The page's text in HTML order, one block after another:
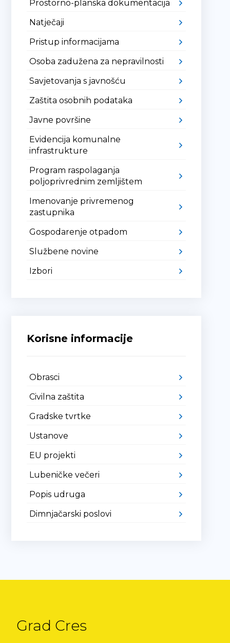
Prostorno-planska dokumentacija
Natječaji
Pristup informacijama
Osoba zadužena za nepravilnosti
Savjetovanja s javnošću
Zaštita osobnih podataka
Javne površine
Evidencija komunalne
infrastrukture
Program raspolaganja
poljoprivrednim zemljištem
Imenovanje privremenog
zastupnika
Gospodarenje otpadom
Službene novine
Izbori
Korisne informacije
Obrasci
Civilna zaštita
Gradske tvrtke
Ustanove
EU projekti
Lubeničke večeri
Popis udruga
Dimnjačarski poslovi
Grad Cres